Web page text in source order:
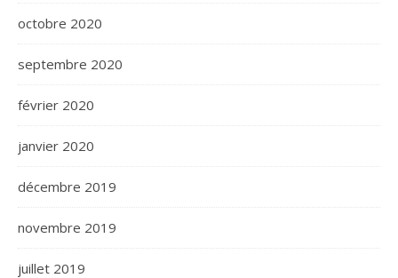
octobre 2020
septembre 2020
février 2020
janvier 2020
décembre 2019
novembre 2019
juillet 2019